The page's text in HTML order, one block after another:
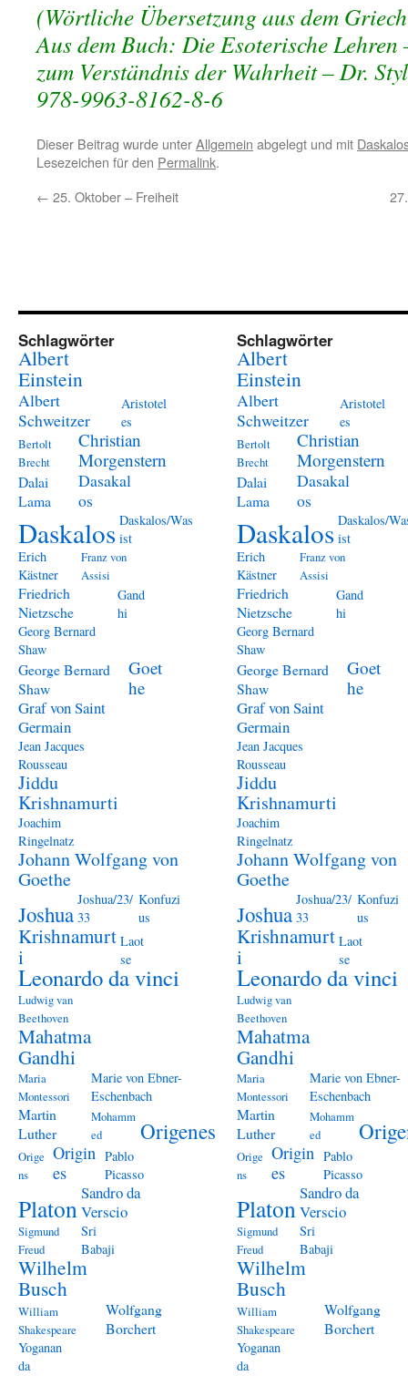
(Wörtliche Übersetzung aus dem
Aus dem Buch: Die Esoterische
zum Verständnis der Wahrheit – Dr.
978-9963-8162-8-6
Dieser Beitrag wurde unterAllgemein abgelegt und mit
Lesezeichen für den Permalink.
← 25. Oktober – Freiheit
Schlagwörter
Albert
Einstein
Albert
Schweitzer
Aristotel
es
Bertolt
Brecht
Christian
Morgenstern
Dalai
Lama
Dasakal
os
Daskalos Daskalos/Was
ist
Erich
Kästner
Franz von
Assisi
Friedrich
Nietzsche
Gand
hi
Georg Bernard
Shaw
George Bernard
Shaw
Goet
he
Graf von Saint
Germain
Jean Jacques
Rousseau
Jiddu
Krishnamurti
Joachim
Ringelnatz
Johann Wolfgang von
Goethe
Joshua
Joshua/23/
33
Konfuzi
us
Krishnamurt
i
Laot
se
Leonardo da vinci
Ludwig van
Beethoven
Mahatma
Gandhi
Maria
Montessori
Marie von Ebner-
Eschenbach
Martin
Luther
Mohamm
ed
Origenes
Orige
ns
Origin
es
Pablo
Picasso
Platon
Sandro da
Verscio
Sigmund
Freud
Sri
Babaji
Wilhelm
Busch
William
Shakespeare
Wolfgang
Borchert
Yoganan
da
Schlagwörter
Albert
Einstein
Albert
Schweitzer
Aristotel
es
Bertolt
Brecht
Christian
Morgenstern
Dalai
Lama
Dasakal
os
Daskalos Daskalos/
ist
Erich
Kästner
Franz von
Assisi
Friedrich
Nietzsche
Gand
hi
Georg Bernard
Shaw
George Bernard
Shaw
Goet
he
Graf von Saint
Germain
Jean Jacques
Rousseau
Jiddu
Krishnamurti
Joachim
Ringelnatz
Johann Wolfgang von
Goethe
Joshua
Joshua/23/
33
Konfuzi
us
Krishnamurt
i
Laot
se
Leonardo da vinci
Ludwig van
Beethoven
Mahatma
Gandhi
Maria
Montessori
Marie von Ebner-
Eschenbach
Martin
Luther
Mohamm
ed
Orige
ns
Origin
es
Pablo
Picasso
Platon
Sandro da
Verscio
Sigmund
Freud
Sri
Babaji
Wilhelm
Busch
William
Shakespeare
Wolfgang
Borchert
Yoganan
da